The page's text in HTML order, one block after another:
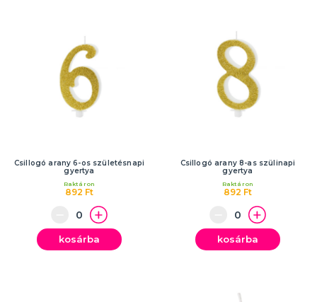
Csillogó arany 6-os születésnapi
gyertya
892 Ft
Raktáron
kosárba
Csillogó arany 8-as szülinapi
gyertya
892 Ft
Raktáron
kosárba